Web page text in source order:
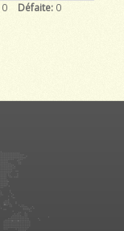
0 Défaite: 0